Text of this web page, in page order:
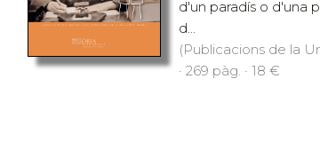
d'un paradís o d'una
d...
(Publicacions de la
· 269 pàg. · 18 €